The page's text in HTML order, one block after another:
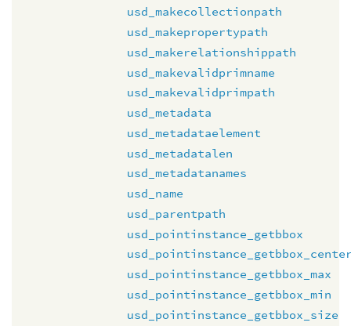
usd_makecollectionpath
usd_makepropertypath
usd_makerelationshippath
usd_makevalidprimname
usd_makevalidprimpath
usd_metadata
usd_metadataelement
usd_metadatalen
usd_metadatanames
usd_name
usd_parentpath
usd_pointinstance_getbbox
usd_pointinstance_getbbox_max
usd_pointinstance_getbbox_min
usd_pointinstance_getbbox_size